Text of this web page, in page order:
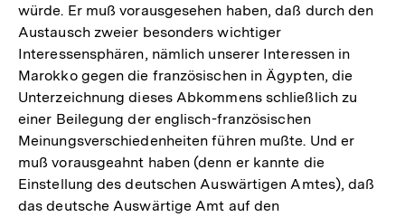
würde. Er muß vorausgesehen haben, daß durch den
Austausch zweier besonders wichtiger
Interessensphären, nämlich unserer Interessen in
Marokko gegen die französischen in Ägypten, die
Unterzeichnung dieses Abkommens schließlich zu
einer Beilegung der englisch-französischen
Meinungsverschiedenheiten führen mußte. Und er
muß vorausgeahnt haben (denn er kannte die
Einstellung des deutschen Auswärtigen Amtes), daß
das deutsche Auswärtige Amt auf den